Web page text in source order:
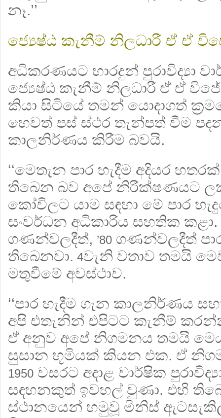
නෑ.’’
ජ්‍යෙෂ්ඨ කැනීම් නිලධාරී ඒ ඒ
අධිකරණයට භාරදුන් පුරාවිද්‍යා
ජ්‍යෙෂ්ඨ කැනීම් නිලධාරී ඒ ඒ
කියා සිටියේ තමන් යොදාගත්
හෙවත් පස් ස්ථර තැන්පත් වීම
කාලනිර්ණය කිරීම බවයි.
‘‘මෙතැන පාර හැදීම අදියර
තිබෙන බව අපේ නිරීක්ෂණයට
කෝවිලට යාම සඳහා මේ පාර
සංවර්ධන අධිකාරිය සහතික
ගණන්වලදීත්, ’80 ගණන්වලදීත්
තිබෙනවා. 4වැනි වතාව තමයි
මතුවීමේ අවස්ථාව.
‘‘පාර හැදීම ගැන කාලනිර්ණය
අපි එතැනින් එපිටට කැනීම්
ඒ අනුව අපේ නිගමනය තමයි
සුසාන භූමියක් කියන එක. ඒ
1950 වසරට අදාළ වාර්ෂික
සඳහනකුත් ඉවහල් වුණා. එහි
ස්ථානයෙන් හමුවූ මිනිස්